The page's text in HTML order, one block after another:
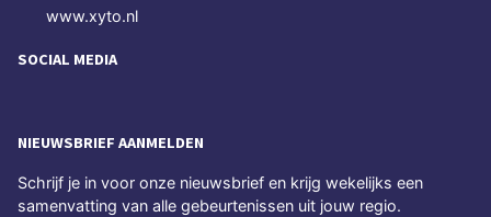
www.xyto.nl
SOCIAL MEDIA
NIEUWSBRIEF AANMELDEN
Schrijf je in voor onze nieuwsbrief en krijg wekelijks een
samenvatting van alle gebeurtenissen uit jouw regio.